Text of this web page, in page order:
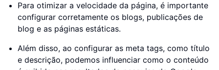
Para otimizar a velocidade da página, é importante
configurar corretamente os blogs, publicações de
blog e as páginas estáticas.
Além disso, ao configurar as meta tags, como título
e descrição, podemos influenciar como o conteúdo